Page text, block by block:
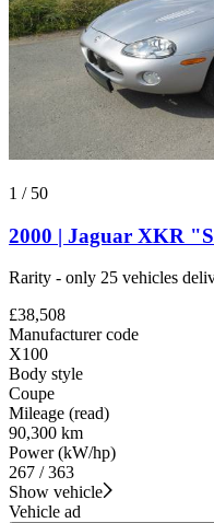
1 / 50
2000 | Jaguar XKR
Rarity - only 25 vehicles
£38,508
Manufacturer code
X100
Body style
Coupe
Mileage (read)
90,300 km
Power (kW/hp)
267 / 363
Show vehicle
Vehicle ad